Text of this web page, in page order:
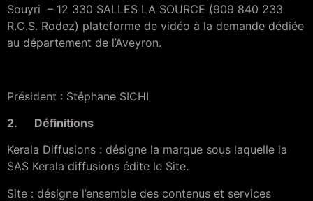
Souyri – 12 330 SALLES LA SOURCE (909 840 233
R.C.S. Rodez) plateforme de vidéo à la demande dédiée
au département de l’Aveyron.
Président : Stéphane SICHI
2. Définitions
Kerala Diffusions : désigne la marque sous laquelle la
SAS Kerala diffusions édite le Site.
Site : désigne l’ensemble des contenus et services